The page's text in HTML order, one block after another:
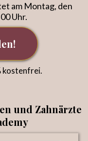
am Montag, den
Uhr.
kostenfrei.
und Zahnärzte